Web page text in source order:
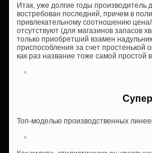
Итак, уже долгие годы
востребован последний, причем в
привлекательному соотношению
отсутствуют (для магазинов запасов
только приобретший взамен
приспособления за счет простенькой
как раз название тоже самой
Топ-моделью производственных